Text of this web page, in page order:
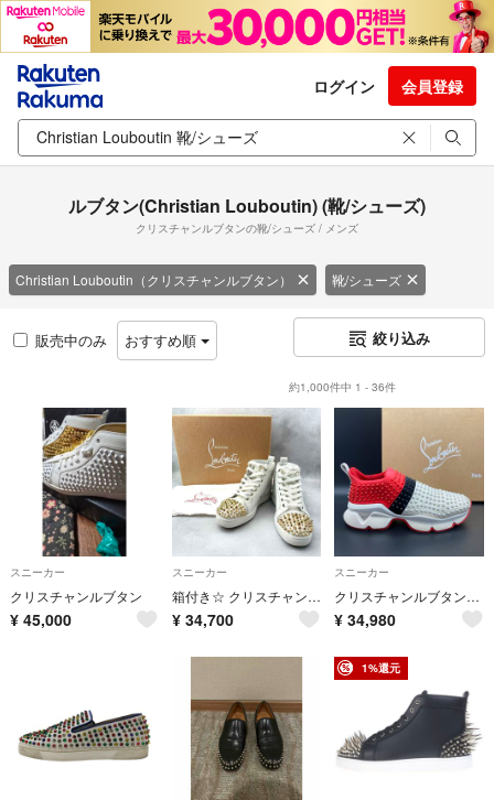
ログイン 会員登録
ルブタン(Christian Louboutin) (靴/シューズ)
クリスチャンルブタンの靴/シューズ / メンズ
Christian Louboutin（クリスチャンルブタン） 靴/シューズ
販売中のみ おすすめ順 絞り込み
約1,000件中 1 - 36件
スニーカー
クリスチャンルブタン
¥ 45,000
スニーカー
箱付き☆ クリスチャンルブタン 2022年モデル ハイカット スニーカー 41
¥ 34,700
スニーカー
クリスチャンルブタン スパイクスニーカー スタッズ メンズ シューズ29.5cm
¥ 34,980
1%還元